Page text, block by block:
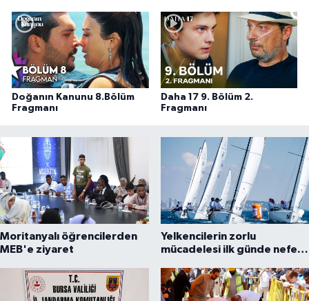
Doğanın Kanunu 8.Bölüm
Fragmanı
Daha 17 9. Bölüm 2.
Fragmanı
Moritanyalı öğrencilerden
MEB'e ziyaret
Yelkencilerin zorlu
mücadelesi ilk günde nefes